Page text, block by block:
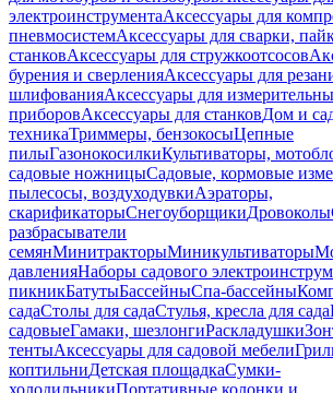
электроинструментаАксессуары для
пневмосистемАксессуары для сварки,
станковАксессуары для стружкоотсосов
бурения и сверленияАксессуары для
шлифованияАксессуары для
приборовАксессуары для станковДом и
техникаТриммеры, бензокосыЦепные
пилыГазонокосилкиКультиваторы,
садовые ножницыСадовые, кормовые
пылесосы, воздуходувкиАэраторы,
скарификаторыСнегоуборщикиДровоколы
разбрасыватели
семянМинитракторыМиникультиваторы
давленияНаборы садового
пикникБатутыБассейныСпа-бассейны
садаСтолы для садаСтулья, кресла для сада
садовыеГамаки, шезлонгиРаскладушки
тентыАксессуары для садовой мебели
коптильниДетская площадкаСумки-
холодильникиПортативные колонки и